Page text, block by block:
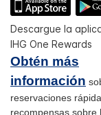
Descargue la
IHG One Rewards
Obtén más
información
reservaciones
recompensas sobre